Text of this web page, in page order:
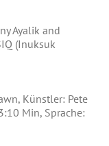
Ayalik and
(Inuksuk
Künstler: Pete
Min, Sprache: